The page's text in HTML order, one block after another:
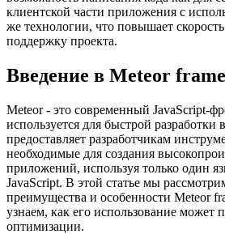
клиентской части приложения с
же технологии, что повышает
поддержку проекта.
Введение в Meteor
Meteor - это современный JavaScript-
используется для быстрой
предоставляет разработчикам
необходимые для создания
приложений, используя только один
JavaScript. В этой статье мы
преимущества и особенности Meteor
узнаем, как его использование может
оптимизации.